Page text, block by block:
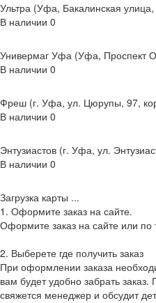
Ультра (Уфа, Бакалинская
В наличии 0
Универмаг Уфа (Уфа, Проспект
В наличии 0
Фреш (г‌. Уфа, ул. Цюрупы, 97,
В наличии 0
Энтузиастов (г. Уфа, ул.
В наличии 0
Загрузка карты ...
1. Оформите заказ на сайте.
Оформите заказ на сайте или по
2. Выберете где получить заказ
При оформлении заказа
вам будет удобно забрать
свяжется менеджер и обсудит